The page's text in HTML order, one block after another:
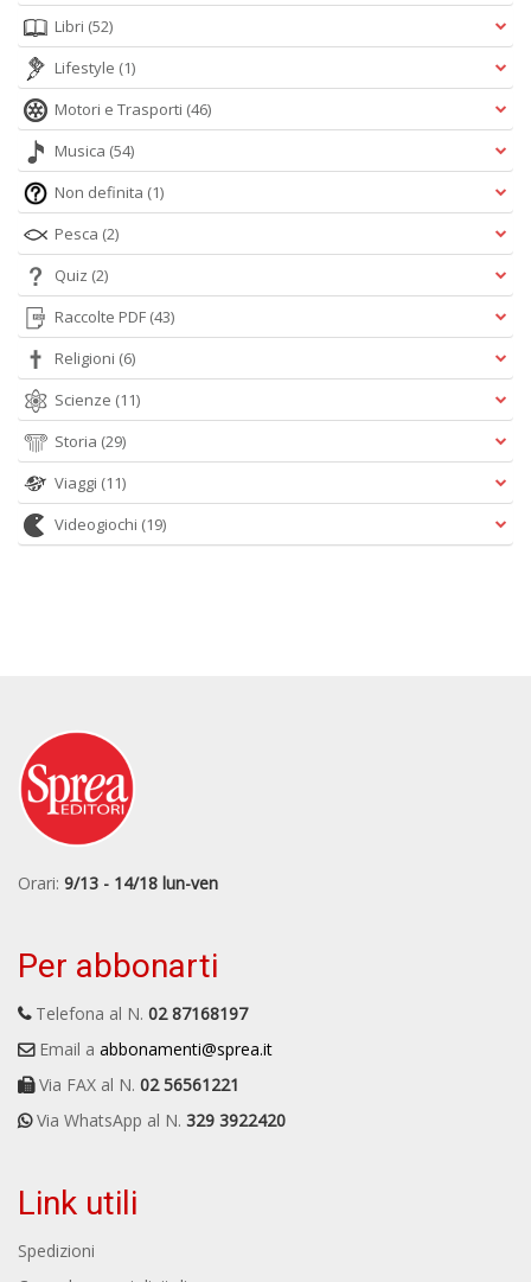
Libri (52)
Lifestyle (1)
Motori e Trasporti (46)
Musica (54)
Non definita (1)
Pesca (2)
Quiz (2)
Raccolte PDF (43)
Religioni (6)
Scienze (11)
Storia (29)
Viaggi (11)
Videogiochi (19)
Orari: 9/13 - 14/18 lun-ven
Per abbonarti
Telefona al N. 02 87168197
Email a abbonamenti@sprea.it
Via FAX al N. 02 56561221
Via WhatsApp al N. 329 3922420
Link utili
Spedizioni